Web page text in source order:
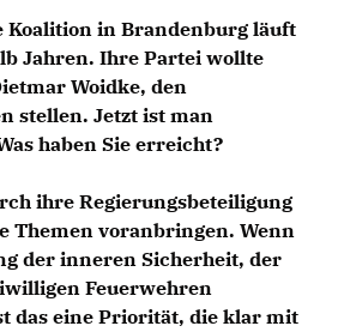
Koalition in Brandenburg läuft
Jahren. Ihre Partei wollte
Woidke, den
stellen. Jetzt ist man
haben Sie erreicht?
ihre Regierungsbeteiligung
Themen voranbringen. Wenn
der inneren Sicherheit, der
Feuerwehren
das eine Priorität, die klar mit